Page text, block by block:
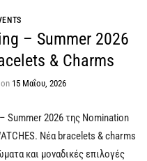
– Summer 2026
& Charms
on 15 Μαΐου, 2026
Summer 2026 της Nomination
Νέα bracelets & charms
και μοναδικές επιλογές